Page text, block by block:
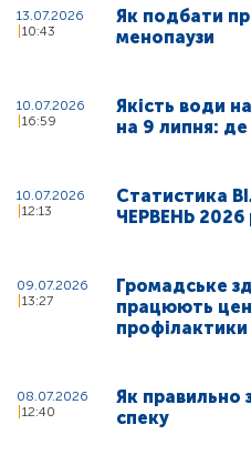
13.07.2026
10:43
Як подбати
менопаузи
10.07.2026
16:59
Якість води
на 9 липня:
10.07.2026
12:13
Статистика
ЧЕРВЕНЬ 2026
09.07.2026
13:27
Громадське
працюють
08.07.2026
12:40
Як правильно
спеку